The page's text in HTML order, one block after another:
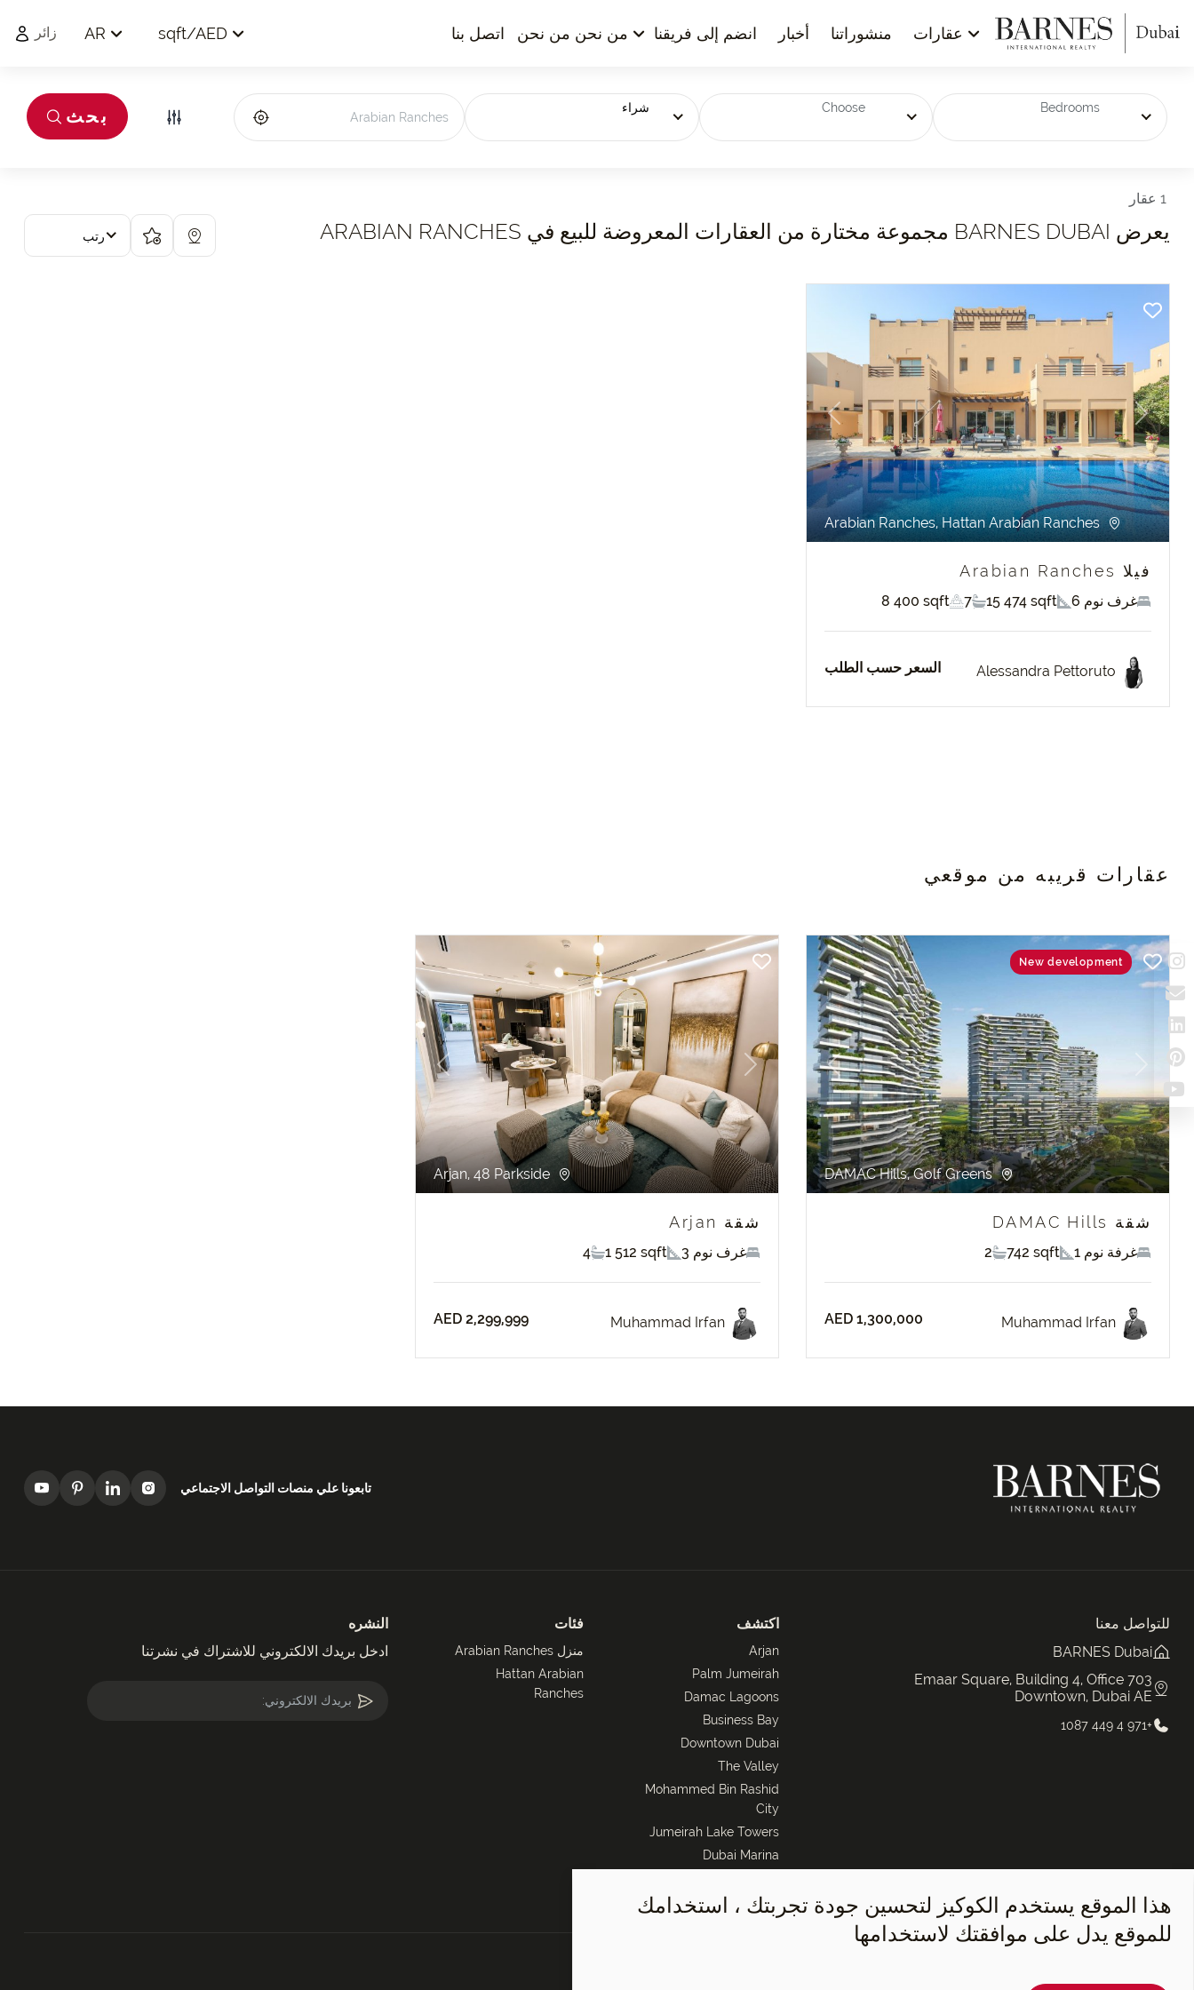
عقارات منشوراتنا أخبار انضم إلى فريقنا من نحن من نحن اتصل بنا زائر AR sqft/AED
Bedrooms
Choose شراء بحث
1 عقار
يعرض BARNES DUBAI مجموعة مختارة من العقارات المعروضة للبيع في ARABIAN RANCHES رتب
Previous Next
Arabian Ranches, Hattan Arabian Ranches
فيلا Arabian Ranches
6 غرف نوم 15 474 sqft
7
8 400 sqft
Alessandra Pettoruto السعر حسب الطلب
عقارات قريبه من موقعي
Previous
New development
DAMAC Hills, Golf Greens
شقة DAMAC Hills
1 غرفة نوم 742 sqft
2
Muhammad Irfan
AED 1,300,000
Previous Next
شقة Arjan
3 غرف نوم 1 512 sqft
4
Muhammad Irfan
AED 2,299,999
تابعونا علي منصات التواصل الاجتماعي
للتواصل معنا
BARNES Dubai
Emaar Square, Building 4, Office 703
Downtown, Dubai AE
+971 4 449 1087
اكتشف
Arjan
Palm Jumeirah
Damac Lagoons
Business Bay
Downtown Dubai
The Valley
Mohammed Bin Rashid
City
Jumeirah Lake Towers
Dubai Marina
فئات
منزل Arabian Ranches
Hattan Arabian
Ranches
النشره
ادخل بريدك الالكتروني للاشتراك في نشرتنا
هذا الموقع يستخدم الكوكيز لتحسين جودة تجربتك ، استخدامك
للموقع يدل على موافقتك لاستخدامها